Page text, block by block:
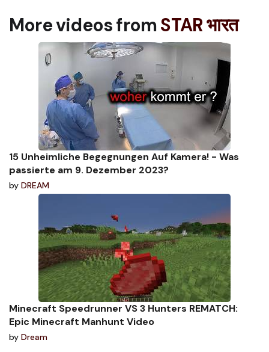
More videos fromSTAR भारत
15 Unheimliche Begegnungen Auf Kamera! - Was
passierte am 9. Dezember 2023?
by DREAM
Minecraft Speedrunner VS 3 Hunters REMATCH:
Epic Minecraft Manhunt Video
by Dream